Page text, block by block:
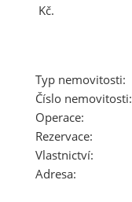
Kč.
Typ nemovitosti:
Číslo nemovitosti:
Operace:
Rezervace:
Vlastnictví:
Adresa: